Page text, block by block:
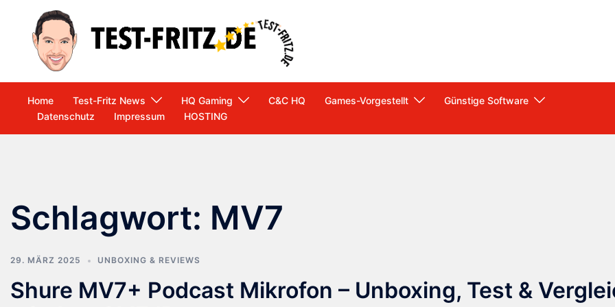
springen
Home Test-Fritz News HQ Gaming C&C HQ Games-Vorgestellt
Günstige Software
Datenschutz
Impressum HOSTING
Schlagwort: MV7
29. MÄRZ 2025 UNBOXING & REVIEWS
Shure MV7+ Podcast Mikrofon – Unboxing, Test &